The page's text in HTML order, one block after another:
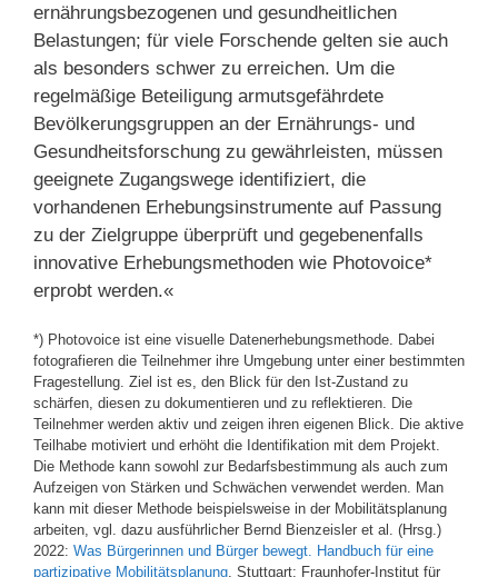
ernährungsbezogenen und gesundheitlichen
Belastungen; für viele Forschende gelten sie auch
als besonders schwer zu erreichen. Um die
regelmäßige Beteiligung armutsgefährdete
Bevölkerungsgruppen an der Ernährungs- und
Gesundheitsforschung zu gewährleisten, müssen
geeignete Zugangswege identifiziert, die
vorhandenen Erhebungsinstrumente auf Passung
zu der Zielgruppe überprüft und gegebenenfalls
innovative Erhebungsmethoden wie Photovoice*
erprobt werden.«
*) Photovoice ist eine visuelle Datenerhebungsmethode. Dabei
fotografieren die Teilnehmer ihre Umgebung unter einer bestimmten
Fragestellung. Ziel ist es, den Blick für den Ist-Zustand zu
schärfen, diesen zu dokumentieren und zu reflektieren. Die
Teilnehmer werden aktiv und zeigen ihren eigenen Blick. Die aktive
Teilhabe motiviert und erhöht die Identifikation mit dem Projekt.
Die Methode kann sowohl zur Bedarfsbestimmung als auch zum
Aufzeigen von Stärken und Schwächen verwendet werden. Man
kann mit dieser Methode beispielsweise in der Mobilitätsplanung
arbeiten, vgl. dazu ausführlicher Bernd Bienzeisler et al. (Hrsg.)
2022: Was Bürgerinnen und Bürger bewegt. Handbuch für eine
partizipative Mobilitätsplanung , Stuttgart: Fraunhofer-Institut für